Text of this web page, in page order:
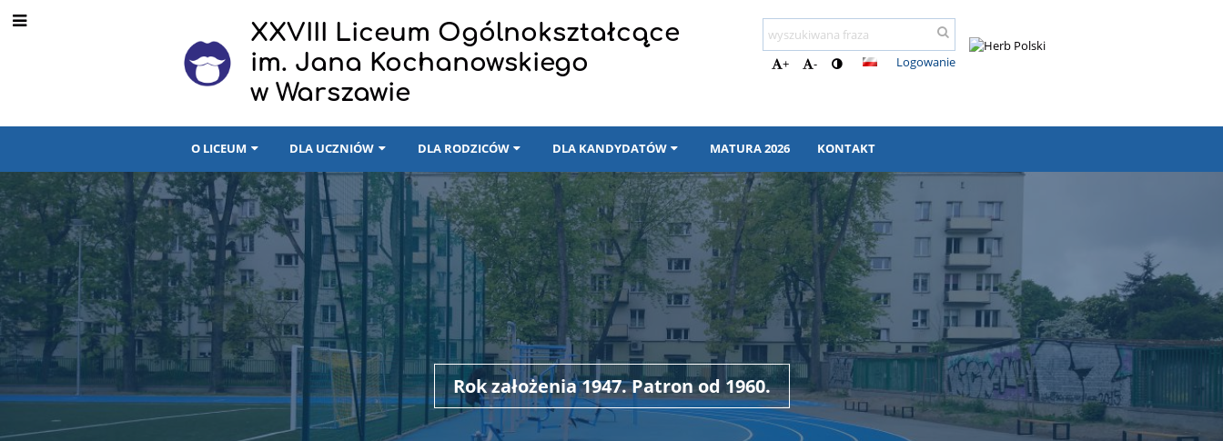
XXVIII Liceum Ogólnokształcące
im. Jana Kochanowskiego
w Warszawie
+ - Logowanie
O LICEUM DLA UCZNIÓW DLA RODZICÓW DLA KANDYDATÓW MATURA 2026 KONTAKT
Strona
główna